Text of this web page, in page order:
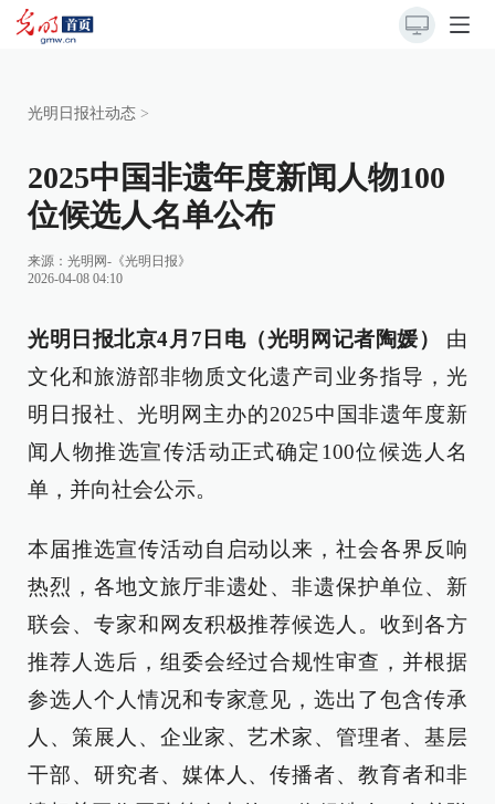
光明日报社动态 >
2025中国非遗年度新闻人物100
位候选人名单公布
来源： 光明网-《光明日报》
2026-04-08 04:10
光明日报北京4月7日电（光明网记者陶媛） 由
文化和旅游部非物质文化遗产司业务指导，光
明日报社、光明网主办的2025中国非遗年度新
闻人物推选宣传活动正式确定100位候选人名
单，并向社会公示。
本届推选宣传活动自启动以来，社会各界反响
热烈，各地文旅厅非遗处、非遗保护单位、新
联会、专家和网友积极推荐候选人。收到各方
推荐人选后，组委会经过合规性审查，并根据
参选人个人情况和专家意见，选出了包含传承
人、策展人、企业家、艺术家、管理者、基层
干部、研究者、媒体人、传播者、教育者和非